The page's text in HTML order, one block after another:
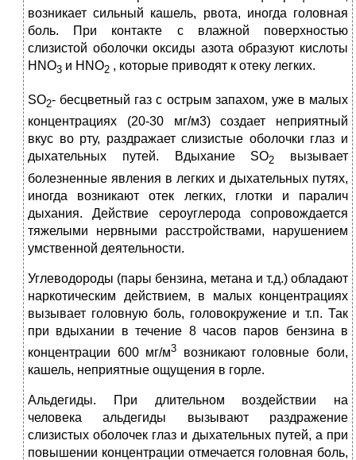
возникает сильный кашель, рвота, иногда головная
боль. При контакте с влажной поверхностью
слизистой оболочки оксиды азота образуют кислоты
HNO3 и HNO2 , которые приводят к отеку легких.
SO2- бесцветный газ с острым запахом, уже в малых
концентрациях (20-30 мг/м3) создает неприятный
вкус во рту, раздражает слизистые оболочки глаз и
дыхательных путей. Вдыхание SO2 вызывает
болезненные явления в легких и дыхательных путях,
иногда возникают отек легких, глотки и паралич
дыхания. Действие сероуглерода сопровождается
тяжелыми нервными расстройствами, нарушением
умственной деятельности.
Углеводороды (пары бензина, метана и т.д.) обладают
наркотическим действием, в малых концентрациях
вызывает головную боль, головокружение и т.п. Так
при вдыхании в течение 8 часов паров бензина в
концентрации 600 мг/м3 возникают головные боли,
кашель, неприятные ощущения в горле.
Альдегиды. При длительном воздействии на
человека альдегиды вызывают раздражение
слизистых оболочек глаз и дыхательных путей, а при
повышении концентрации отмечается головная боль,